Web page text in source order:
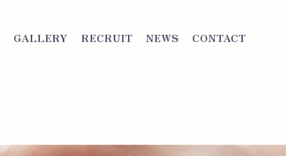
GALLERY RECRUIT NEWS CONTACT